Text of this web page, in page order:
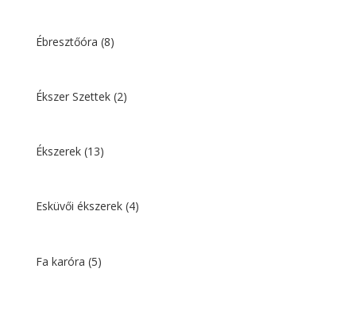
Ébresztőóra (8)
Ékszer Szettek (2)
Ékszerek (13)
Esküvői ékszerek (4)
Fa karóra (5)